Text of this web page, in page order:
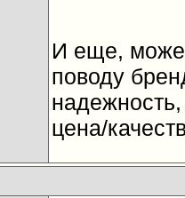
И еще,
поводу
цена/